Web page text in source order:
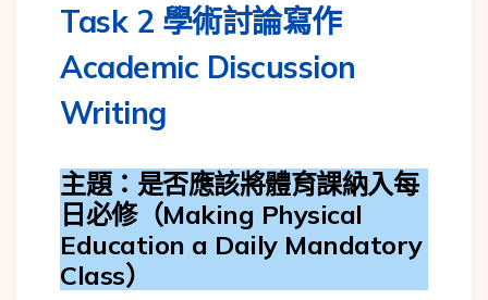
Task 2 學術討論寫作
Academic Discussion
Writing
主題：是否應該將體育課納入每
日必修（Making Physical
Education a Daily Mandatory
Class）